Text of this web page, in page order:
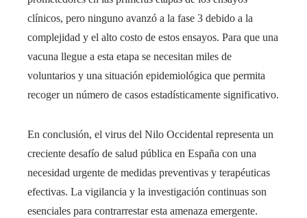
clínicos, pero ninguno avanzó a la fase 3 debido a la
complejidad y el alto costo de estos ensayos. Para que una
vacuna llegue a esta etapa se necesitan miles de
voluntarios y una situación epidemiológica que permita
recoger un número de casos estadísticamente significativo.
En conclusión, el virus del Nilo Occidental representa un
creciente desafío de salud pública en España con una
necesidad urgente de medidas preventivas y terapéuticas
efectivas. La vigilancia y la investigación continuas son
esenciales para contrarrestar esta amenaza emergente.